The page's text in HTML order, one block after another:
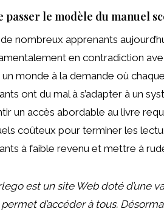
passer le modèle du manuel
nombreux apprenants
en contradiction
un monde à la demande où
ont du mal à s’adapter à un
un accès abordable au livre
coûteux pour terminer les
à faible revenu et mettre à
est un site Web doté d’une
d’accéder à tous.